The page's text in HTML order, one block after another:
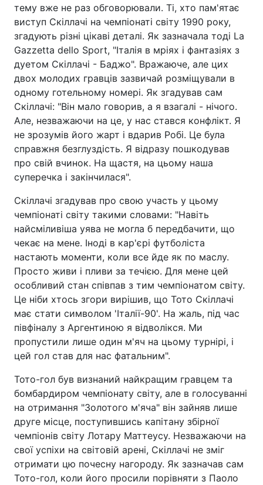
тему вже не раз обговорювали. Ті, хто пам'ятає
виступ Скіллачі на чемпіонаті світу 1990 року,
згадують різні цікаві деталі. Як зазначала тоді La
Gazzetta dello Sport, "Італія в мріях і фантазіях з
дуетом Скіллачі - Баджо". Вражаюче, але цих
двох молодих гравців зазвичай розміщували в
одному готельному номері. Як згадував сам
Скіллачі: "Він мало говорив, а я взагалі - нічого.
Але, незважаючи на це, у нас стався конфлікт. Я
не зрозумів його жарт і вдарив Робі. Це була
справжня безглуздість. Я відразу пошкодував
про свій вчинок. На щастя, на цьому наша
суперечка і закінчилася".
Скіллачі згадував про свою участь у цьому
чемпіонаті світу такими словами: "Навіть
найсміливіша уява не могла б передбачити, що
чекає на мене. Іноді в кар'єрі футболіста
настають моменти, коли все йде як по маслу.
Просто живи і пливи за течією. Для мене цей
особливий стан співпав з тим чемпіонатом світу.
Це ніби хтось згори вирішив, що Тото Скіллачі
має стати символом 'Італії-90'. На жаль, під час
півфіналу з Аргентиною я відволікся. Ми
пропустили лише один м'яч на цьому турнірі, і
цей гол став для нас фатальним".
Тото-гол був визнаний найкращим гравцем та
бомбардиром чемпіонату світу, але в голосуванні
на отримання "Золотого м'яча" він зайняв лише
друге місце, поступившись капітану збірної
чемпіонів світу Лотару Маттеусу. Незважаючи на
свої успіхи на світовій арені, Скіллачі не зміг
отримати цю почесну нагороду. Як зазначав сам
Тото-гол, коли його просили порівняти з Паоло